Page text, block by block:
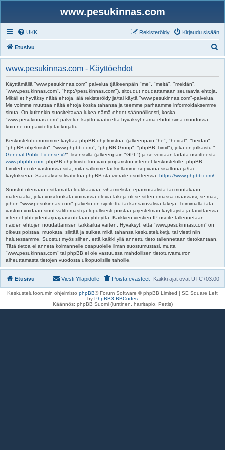
www.pesukinnas.com
UKK Kirjaudu sisään
Rekisteröidy
Etusivu
t
www.pesukinnas.com - Käyttöehdot
Käyttämällä "www.pesukinnas.com" palvelua (jälkeenpäin "me", "meitä", "meidän",
"www.pesukinnas.com", "http://pesukinnas.com"), sitoudut noudattamaan seuraavia ehtoja.
Mikäli et hyväksy näitä ehtoja, älä rekisteröidy ja/tai käytä "www.pesukinnas.com"-palvelua.
Me voimme muuttaa näitä ehtoja koska tahansa ja teemme parhaamme informoidaksemme
sinua. On kuitenkin suositeltavaa lukea nämä ehdot säännöllisesti, koska
"www.pesukinnas.com"-palvelun käyttö vaatii että hyväksyt nämä ehdot siinä muodossa,
kuin ne on päivitetty tai korjattu.
Keskustelufoorumimme käyttää phpBB-ohjelmistoa, (jälkeenpäin "he", "heidät", "heidän",
"phpBB-ohjelmisto", "www.phpbb.com", "phpBB Group", "phpBB Tiimit"), joka on julkaistu "
General Public License v2" -lisenssillä (jälkeenpäin "GPL") ja se voidaan ladata osoitteesta
www.phpbb.com . phpBB-ohjelmisto luo vain ympäristön internet-keskustelulle. phpBB
Limited ei ole vastuussa siitä, mitä sallimme tai kiellämme sopivana sisältönä ja/tai
käytöksenä. Saadaksesi lisätietoa phpBB:stä vieraile osoitteessa: https://www.phpbb.com/
Suostut olemaan esittämättä loukkaavaa, vihamielistä, epämoraalista tai muutakaan
materiaalia, joka voisi loukata voimassa olevia lakeja oli se sitten omassa maassasi, se maa,
johon "www.pesukinnas.com"-palvelin on sijoitettu tai kansainvälisiä lakeja. Toimimalla tätä
vastoin voidaan sinut välittömästi ja lopullisesti poistaa järjestelmän käyttäjistä ja tarvittaessa
internet-yhteydentarjoajaasi otetaan yhteyttä. Kaikkien viestien IP-osoite tallennetaan
näiden ehtojen noudattamisen tarkkailua varten. Hyväksyt, että "www.pesukinnas.com" on
oikeus poistaa, muokata, siirtää ja sulkea mikä tahansa keskusteluketju tai viesti niin
halutessamme. Suostut myös siihen, että kaikki yllä annettu tieto tallennetaan tietokantaan.
Tätä tietoa ei anneta kolmannelle osapuolelle ilman suostumustasi, mutta
"www.pesukinnas.com" tai phpBB ei ole vastuussa mahdollisen tietoturvamurron
aiheuttamasta tietojen vuodosta ulkopuolisille tahoille.
Etusivu Kaikki ajat ovat UTC+03:00
Poista evästeet
Viesti Ylläpidolle
Keskustelufoorumin ohjelmisto phpBB® Forum Software © phpBB Limited | SE Square Left
by PhpBB3 BBCodes
Käännös: phpBB Suomi (lurttinen, harritapio, Pettis)